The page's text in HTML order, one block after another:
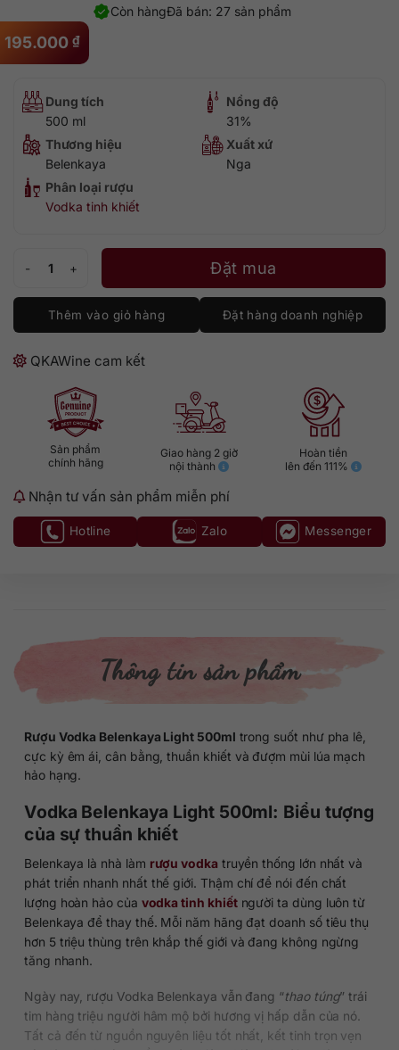
195.000 ₫
Đã bán: 27 sản phẩm
Còn hàng
Dung tích
500 ml
Nồng độ
31%
Thương hiệu
Belenkaya
Xuất xứ
Nga
Phân loại rượu
Vodka tinh khiết
Rượu Vodka Belenkaya Light 500ml số lượng
Đặt mua
Thêm vào giỏ hàng Đặt hàng doanh nghiệp
QKAWine cam kết
Sản phẩm
chính hãng
Giao hàng 2 giờ
nội thành
Hoàn tiền
lên đến 111%
Nhận tư vấn sản phẩm miễn phí
Hotline Zalo Messenger
Thông tin sản phẩm
Rượu Vodka Belenkaya Light 500ml trong suốt như pha lê,
cực kỳ êm ái, cân bằng, thuần khiết và đượm mùi lúa mạch
hảo hạng.
Vodka Belenkaya Light 500ml: Biểu tượng
của sự thuần khiết
Belenkaya là nhà làm rượu vodka truyền thống lớn nhất và
phát triển nhanh nhất thế giới. Thậm chí để nói đến chất
lượng hoàn hảo của vodka tinh khiếtngười ta dùng luôn từ
Belenkaya để thay thế. Mỗi năm hãng đạt doanh số tiêu thụ
hơn 5 triệu thùng trên khắp thế giới và đang không ngừng
tăng nhanh.
Ngày nay, rượu Vodka Belenkaya vẫn đang “thao túng” trái
tim hàng triệu người hâm mộ bởi hương vị hấp dẫn của nó.
Tất cả đến từ nguồn nguyên liệu tốt nhất, kết tinh trọn vẹn